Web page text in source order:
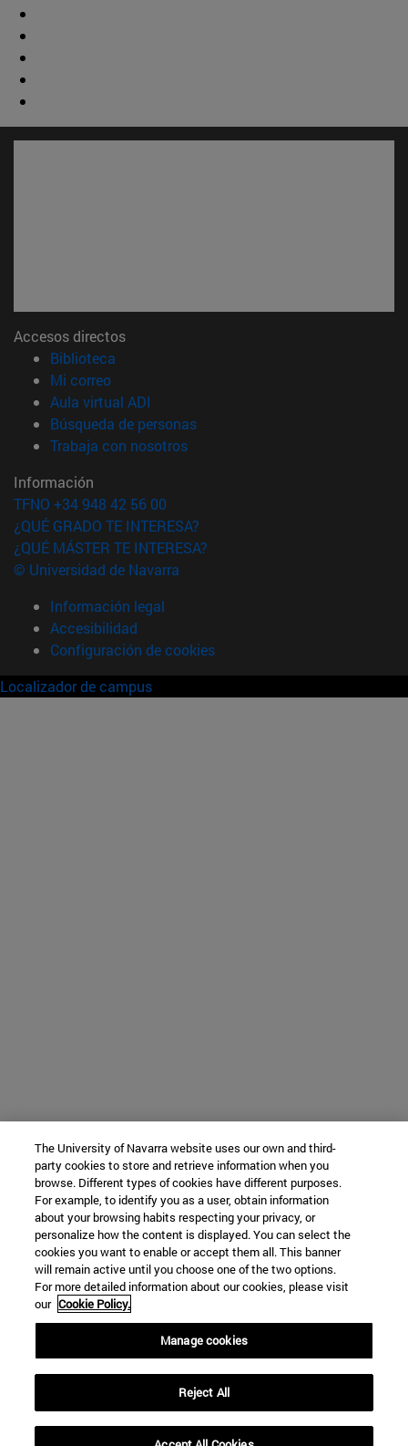
Accesos directos
Biblioteca
Mi correo(abre en nueva ventana)
Aula virtual ADI
Búsqueda de personas(abre en nueva ventana)
Trabaja con nosotros(abre en nueva ventana)
Información
TFNO +34 948 42 56 00
¿QUÉ GRADO TE INTERESA?
¿QUÉ MÁSTER TE INTERESA?
© Universidad de Navarra
Información legal
Accesibilidad
Configuración de cookies
Localizador de campus
The University of Navarra website uses our own and third-
party cookies to store and retrieve information when you
browse. Different types of cookies have different purposes.
For example, to identify you as a user, obtain information
about your browsing habits respecting your privacy, or
personalize how the content is displayed. You can select the
cookies you want to enable or accept them all. This banner
will remain active until you choose one of the two options.
For more detailed information about our cookies, please visit
our Cookie Policy.
Manage cookies
Reject All